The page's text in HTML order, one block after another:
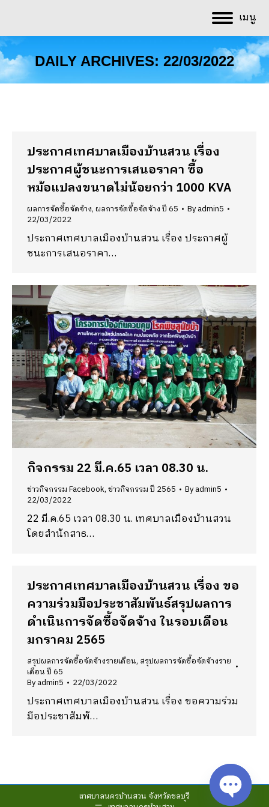
เมนู
DAILY ARCHIVES: 22/03/2022
ประกาศเทศบาลเมืองบ้านสวน เรื่อง
ประกาศผู้ชนะการเสนอราคา ซื้อ
หม้อแปลงขนาดไม่น้อยกว่า 1000 KVA
ผลการจัดซื้อจัดจ้าง,ผลการจัดซื้อจัดจ้าง ปี 65 Byadmin5
22/03/2022
ประกาศเทศบาลเมืองบ้านสวน เรื่อง ประกาศผู้
ชนะการเสนอราคา…
กิจกรรม 22 มี.ค.65 เวลา 08.30 น.
ข่าวกิจกรรม Facebook,ข่าวกิจกรรม ปี 2565 Byadmin5
22/03/2022
22 มี.ค.65 เวลา 08.30 น. เทศบาลเมืองบ้านสวน
โดยสำนักสาธ…
ประกาศเทศบาลเมืองบ้านสวน เรื่อง ขอ
ความร่วมมือประชาสัมพันธ์สรุปผลการ
ดำเนินการจัดซื้อจัดจ้าง ในรอบเดือน
มกราคม 2565
สรุปผลการจัดซื้อจัดจ้างรายเดือน, สรุปผลการจัดซื้อจัดจ้างราย
เดือน ปี 65
Byadmin5 22/03/2022
ประกาศเทศบาลเมืองบ้านสวน เรื่อง ขอความร่วม
มือประชาสัมพั…
เทศบาลนครบ้านสวน จังหวัดชลบุรี